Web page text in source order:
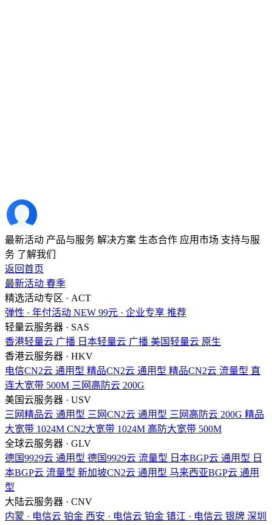
最新活动 产品与服务 解决方案 生态合作 应用市场 支持与服
务 了解我们
返回首页
最新活动 春季
精选活动专区 · ACT
弹性 · 年付活动 NEW 99元 · 企业专享 推荐
轻量云服务器 · SAS
香港轻量云 广播 日本轻量云 广播 美国轻量云 原生
香港云服务器 · HKV
电信CN2云 通用型 精品CN2云 通用型 精品CN2云 流量型 直
连大宽带 500M 三网高防云 200G
美国云服务器 · USV
三网精品云 通用型 三网CN2云 通用型 三网高防云 200G 精品
大宽带 1024M CN2大宽带 1024M 高防大宽带 500M
全球云服务器 · GLV
德国9929云 通用型 德国9929云 流量型 日本BGP云 通用型 日
本BGP云 流量型 新加坡CN2云 通用型 马来西亚BGP云 通用
型
大陆云服务器 · CNV
内蒙 · 电信云 铂金 西安 · 电信云 铂金 镇江 · 电信云 银牌 深圳